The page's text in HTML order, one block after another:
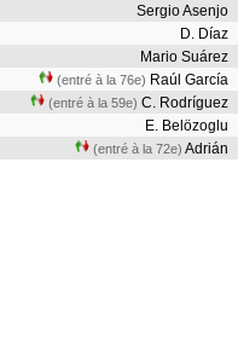
Sergio Asenjo
D. Díaz
Mario Suárez
(entré à la 76e) Raúl García
(entré à la 59e) C. Rodríguez
E. Belözoglu
(entré à la 72e) Adrián